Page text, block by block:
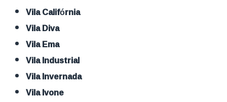
Vila Califórnia
Vila Diva
Vila Ema
Vila Industrial
Vila Invernada
Vila Ivone